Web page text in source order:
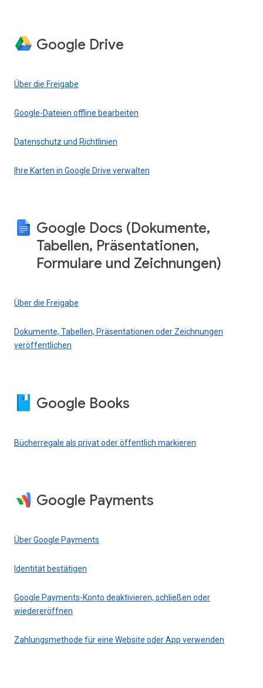
Google Drive
Über die Freigabe
Google-Dateien offline bearbeiten
Datenschutz und Richtlinien
Ihre Karten in Google Drive verwalten
Google Docs (Dokumente,
Tabellen, Präsentationen,
Formulare und Zeichnungen)
Über die Freigabe
Dokumente, Tabellen, Präsentationen oder Zeichnungen
veröffentlichen
Google Books
Bücherregale als privat oder öffentlich markieren
Google Payments
Über Google Payments
Identität bestätigen
Google Payments-Konto deaktivieren, schließen oder
wiedereröffnen
Zahlungsmethode für eine Website oder App verwenden